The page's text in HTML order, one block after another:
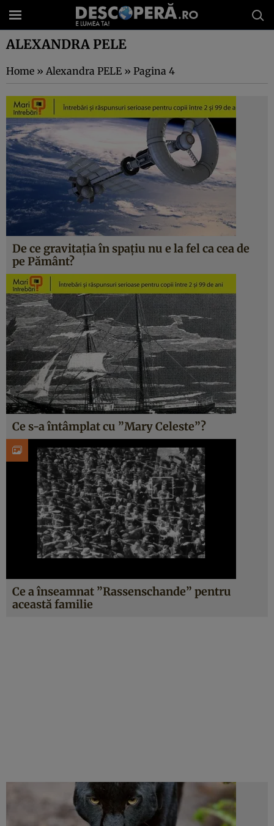
ALEXANDRA PELE
Home » Alexandra PELE » Pagina 4
De ce gravitaţia în spaţiu nu e la fel ca cea de
pe Pământ?
Ce s-a întâmplat cu ”Mary Celeste”?
Ce a înseamnat ”Rassenschande” pentru
această familie